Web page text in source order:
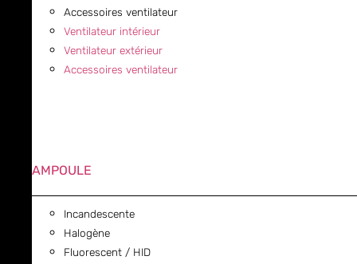
Accessoires ventilateur
Ventilateur intérieur
Ventilateur extérieur
Accessoires ventilateur
AMPOULE
Incandescente
Halogène
Fluorescent / HID